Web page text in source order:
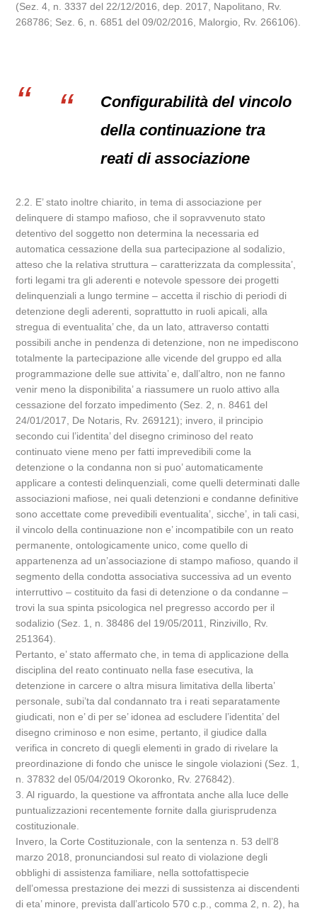
(Sez. 4, n. 3337 del 22/12/2016, dep. 2017, Napolitano, Rv.
268786; Sez. 6, n. 6851 del 09/02/2016, Malorgio, Rv. 266106).
Configurabilità del vincolo
della continuazione tra
reati di associazione
2.2. E’ stato inoltre chiarito, in tema di associazione per
delinquere di stampo mafioso, che il sopravvenuto stato
detentivo del soggetto non determina la necessaria ed
automatica cessazione della sua partecipazione al sodalizio,
atteso che la relativa struttura – caratterizzata da complessita’,
forti legami tra gli aderenti e notevole spessore dei progetti
delinquenziali a lungo termine – accetta il rischio di periodi di
detenzione degli aderenti, soprattutto in ruoli apicali, alla
stregua di eventualita’ che, da un lato, attraverso contatti
possibili anche in pendenza di detenzione, non ne impediscono
totalmente la partecipazione alle vicende del gruppo ed alla
programmazione delle sue attivita’ e, dall’altro, non ne fanno
venir meno la disponibilita’ a riassumere un ruolo attivo alla
cessazione del forzato impedimento (Sez. 2, n. 8461 del
24/01/2017, De Notaris, Rv. 269121); invero, il principio
secondo cui l’identita’ del disegno criminoso del reato
continuato viene meno per fatti imprevedibili come la
detenzione o la condanna non si puo’ automaticamente
applicare a contesti delinquenziali, come quelli determinati dalle
associazioni mafiose, nei quali detenzioni e condanne definitive
sono accettate come prevedibili eventualita’, sicche’, in tali casi,
il vincolo della continuazione non e’ incompatibile con un reato
permanente, ontologicamente unico, come quello di
appartenenza ad un’associazione di stampo mafioso, quando il
segmento della condotta associativa successiva ad un evento
interruttivo – costituito da fasi di detenzione o da condanne –
trovi la sua spinta psicologica nel pregresso accordo per il
sodalizio (Sez. 1, n. 38486 del 19/05/2011, Rinzivillo, Rv.
251364).
Pertanto, e’ stato affermato che, in tema di applicazione della
disciplina del reato continuato nella fase esecutiva, la
detenzione in carcere o altra misura limitativa della liberta’
personale, subi’ta dal condannato tra i reati separatamente
giudicati, non e’ di per se’ idonea ad escludere l’identita’ del
disegno criminoso e non esime, pertanto, il giudice dalla
verifica in concreto di quegli elementi in grado di rivelare la
preordinazione di fondo che unisce le singole violazioni (Sez. 1,
n. 37832 del 05/04/2019 Okoronko, Rv. 276842).
3. Al riguardo, la questione va affrontata anche alla luce delle
puntualizzazioni recentemente fornite dalla giurisprudenza
costituzionale.
Invero, la Corte Costituzionale, con la sentenza n. 53 dell’8
marzo 2018, pronunciandosi sul reato di violazione degli
obblighi di assistenza familiare, nella sottofattispecie
dell’omessa prestazione dei mezzi di sussistenza ai discendenti
di eta’ minore, prevista dall’articolo 570 c.p., comma 2, n. 2), ha